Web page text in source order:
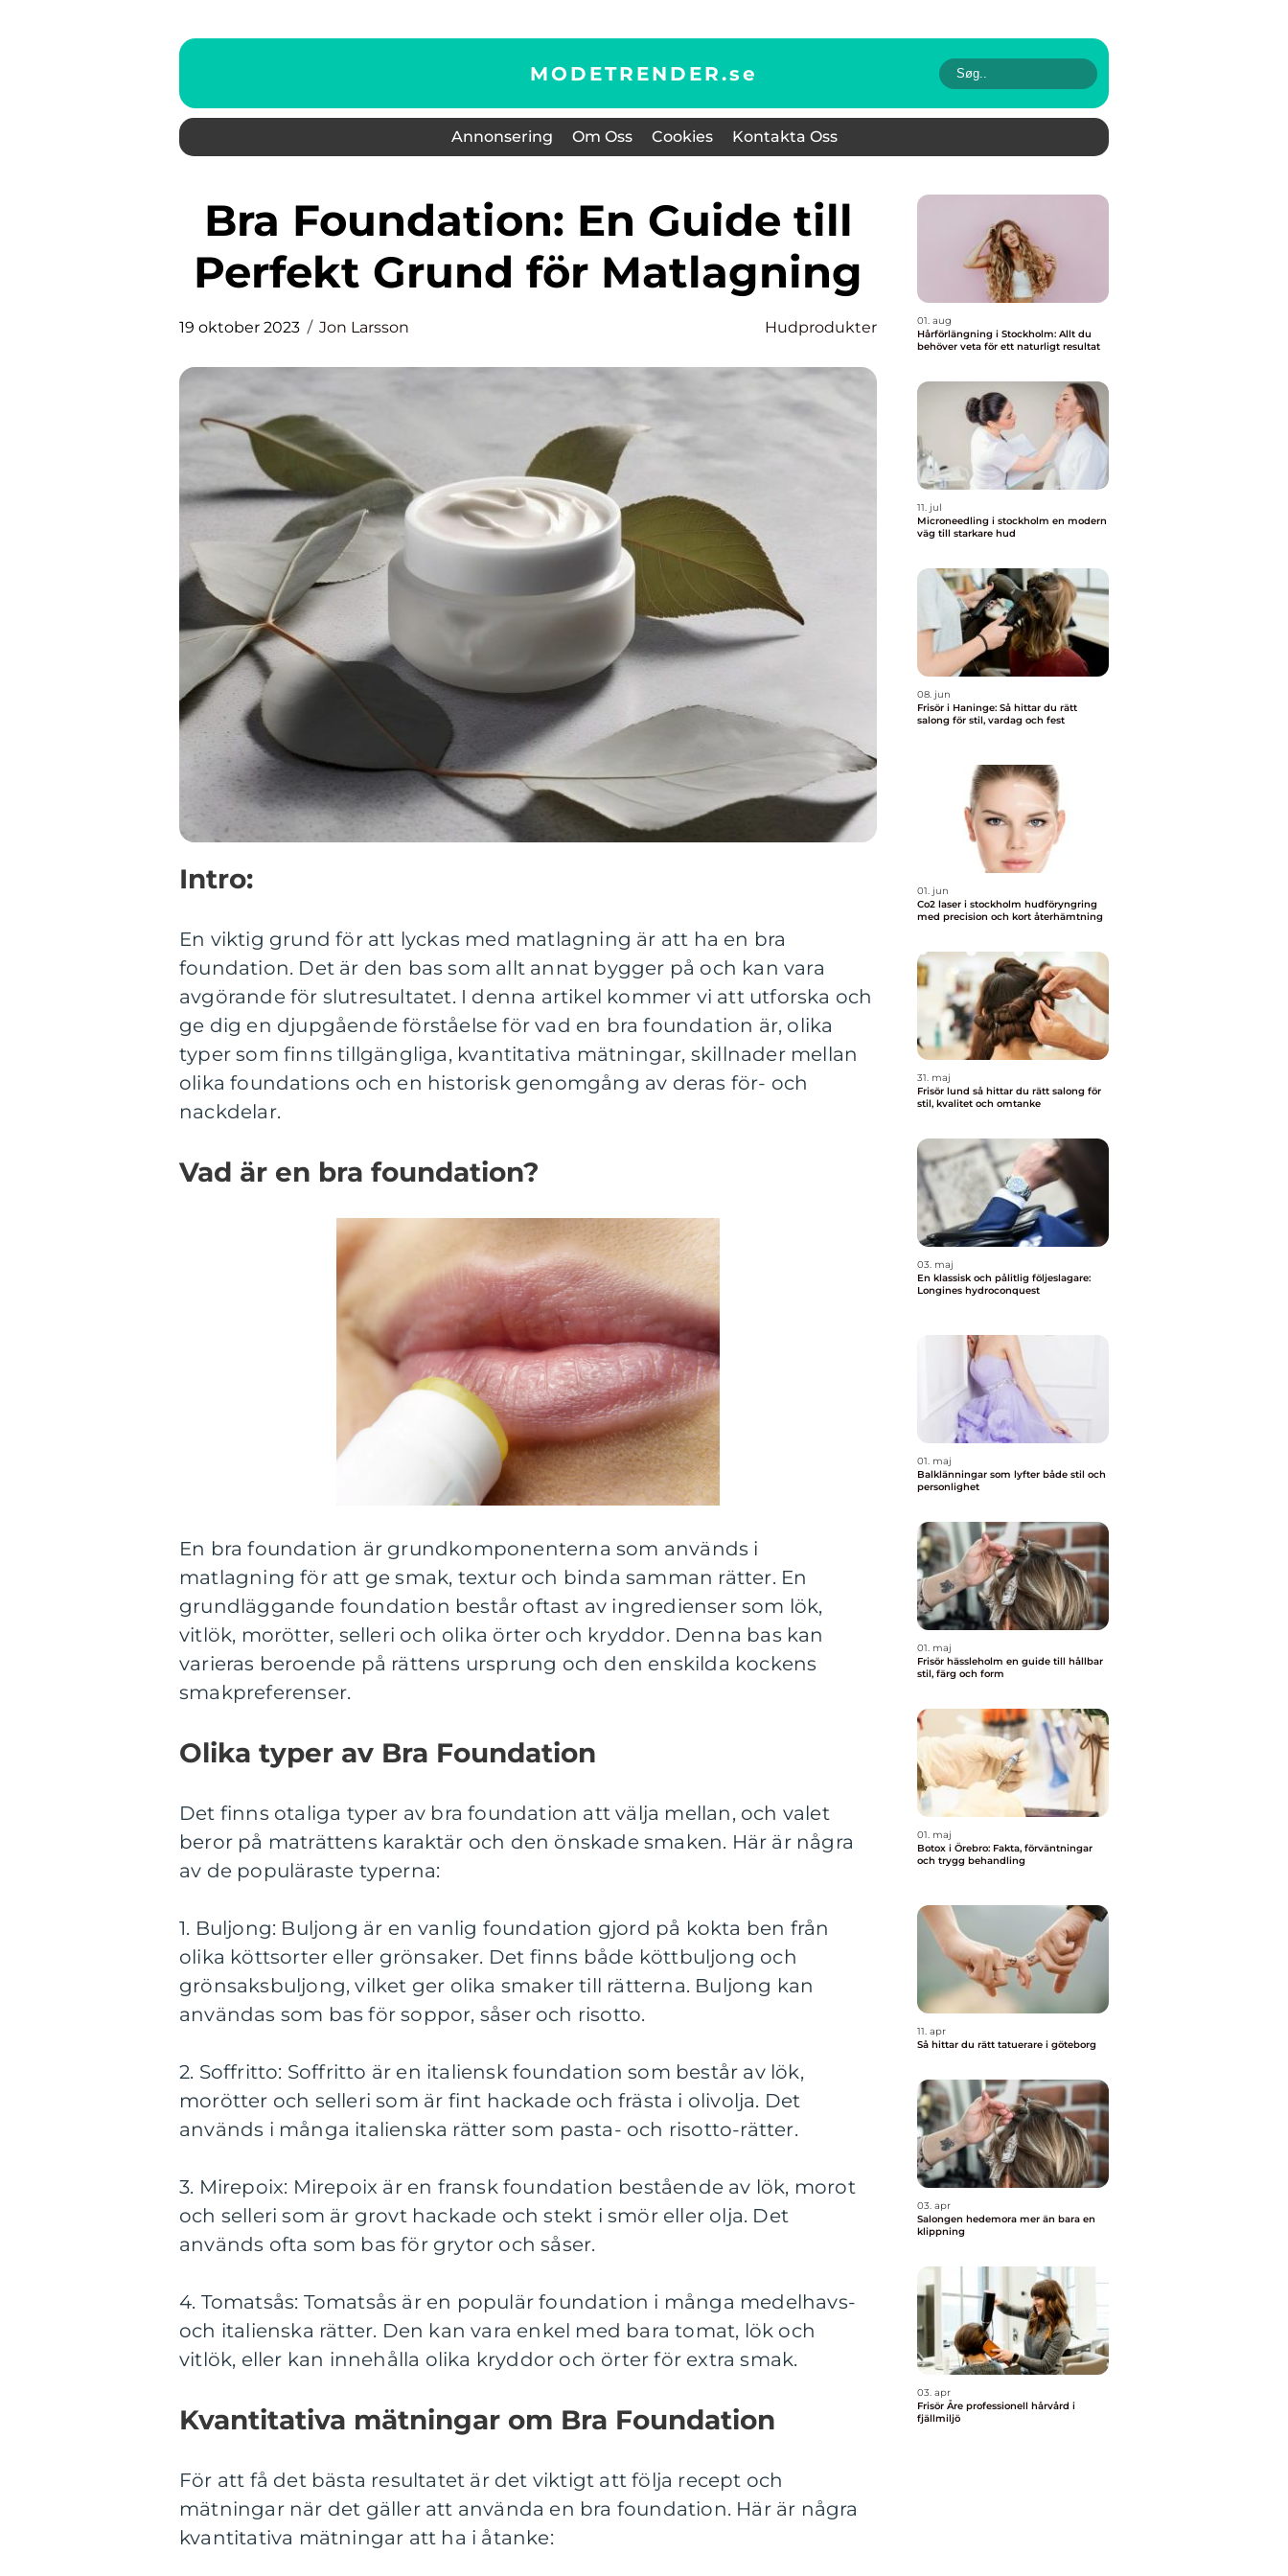
MODETRENDER.se
Annonsering Om Oss Cookies Kontakta Oss
Bra Foundation: En Guide till
Perfekt Grund för Matlagning
19 oktober 2023 Jon Larsson Hudprodukter
Intro:
En viktig grund för att lyckas med matlagning är att ha en bra
foundation. Det är den bas som allt annat bygger på och kan vara
avgörande för slutresultatet. I denna artikel kommer vi att utforska och
ge dig en djupgående förståelse för vad en bra foundation är, olika
typer som finns tillgängliga, kvantitativa mätningar, skillnader mellan
olika foundations och en historisk genomgång av deras för- och
nackdelar.
Vad är en bra foundation?
En bra foundation är grundkomponenterna som används i
matlagning för att ge smak, textur och binda samman rätter. En
grundläggande foundation består oftast av ingredienser som lök,
vitlök, morötter, selleri och olika örter och kryddor. Denna bas kan
varieras beroende på rättens ursprung och den enskilda kockens
smakpreferenser.
Olika typer av Bra Foundation
Det finns otaliga typer av bra foundation att välja mellan, och valet
beror på maträttens karaktär och den önskade smaken. Här är några
av de populäraste typerna:
1. Buljong: Buljong är en vanlig foundation gjord på kokta ben från
olika köttsorter eller grönsaker. Det finns både köttbuljong och
grönsaksbuljong, vilket ger olika smaker till rätterna. Buljong kan
användas som bas för soppor, såser och risotto.
2. Soffritto: Soffritto är en italiensk foundation som består av lök,
morötter och selleri som är fint hackade och frästa i olivolja. Det
används i många italienska rätter som pasta- och risotto-rätter.
3. Mirepoix: Mirepoix är en fransk foundation bestående av lök, morot
och selleri som är grovt hackade och stekt i smör eller olja. Det
används ofta som bas för grytor och såser.
4. Tomatsås: Tomatsås är en populär foundation i många medelhavs-
och italienska rätter. Den kan vara enkel med bara tomat, lök och
vitlök, eller kan innehålla olika kryddor och örter för extra smak.
Kvantitativa mätningar om Bra Foundation
För att få det bästa resultatet är det viktigt att följa recept och
mätningar när det gäller att använda en bra foundation. Här är några
kvantitativa mätningar att ha i åtanke:
01. aug
Hårförlängning i Stockholm: Allt du
behöver veta för ett naturligt resultat
11. jul
Microneedling i stockholm en modern
väg till starkare hud
08. jun
Frisör i Haninge: Så hittar du rätt
salong för stil, vardag och fest
01. jun
Co2 laser i stockholm hudföryngring
med precision och kort återhämtning
31. maj
Frisör lund så hittar du rätt salong för
stil, kvalitet och omtanke
03. maj
En klassisk och pålitlig följeslagare:
Longines hydroconquest
01. maj
Balklänningar som lyfter både stil och
personlighet
01. maj
Frisör hässleholm en guide till hållbar
stil, färg och form
01. maj
Botox i Örebro: Fakta, förväntningar
och trygg behandling
11. apr
Så hittar du rätt tatuerare i göteborg
03. apr
Salongen hedemora mer än bara en
klippning
03. apr
Frisör Åre professionell hårvård i
fjällmiljö